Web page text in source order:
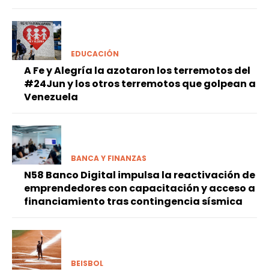
EDUCACIÓN
A Fe y Alegría la azotaron los terremotos del
#24Jun y los otros terremotos que golpean a
Venezuela
BANCA Y FINANZAS
N58 Banco Digital impulsa la reactivación de
emprendedores con capacitación y acceso a
financiamiento tras contingencia sísmica
BEISBOL